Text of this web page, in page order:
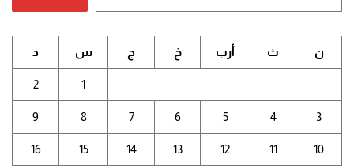
ن ث أرب خ ج س د
1
2
3
4
5
6
7
8
9
10
11
12
13
14
15
16